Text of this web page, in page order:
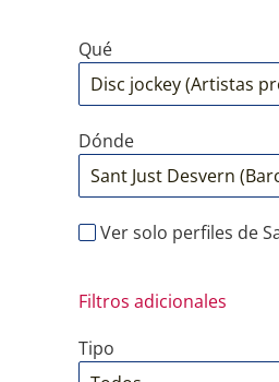
Qué
Dónde
Ver solo perfiles de
Filtros adicionales
Tipo